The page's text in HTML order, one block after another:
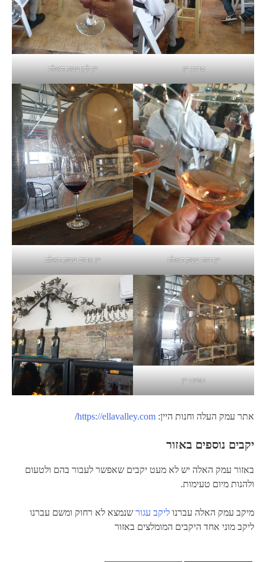
סדנת יין יין לבן עמק האלה
יין רוזה עמק האלה יין אדום עמק האלה
חוויות יין
אתר עמק העלה וחנות היין: https://ellavalley.com
/
יקבים נוספים באזור
באזור עמק האלה יש לא מעט יקבים שאפשר לעבור בהם ולטעום
ולהנות מיום טעימות.
מיקב עמק האלה עברנו ליקב עגור שנמצא לא רחוק ומשם עברנו
ליקב מוני אחד היקבים המומלצים באזור